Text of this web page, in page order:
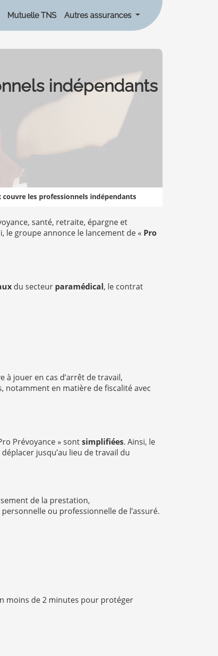
Mutuelle TNS Autres assurances
indépendants
couvre les professionnels indépendants
santé, retraite, épargne et
le groupe annonce le lancement de « Pro
du secteur paramédical, le contrat
à jouer en cas d’arrêt de travail,
en matière de fiscalité avec
Prévoyance » sontsimplifiées. Ainsi, le
jusqu’au lieu de travail du
de la prestation,
ou professionnelle de l’assuré.
moins de 2 minutes pour protéger